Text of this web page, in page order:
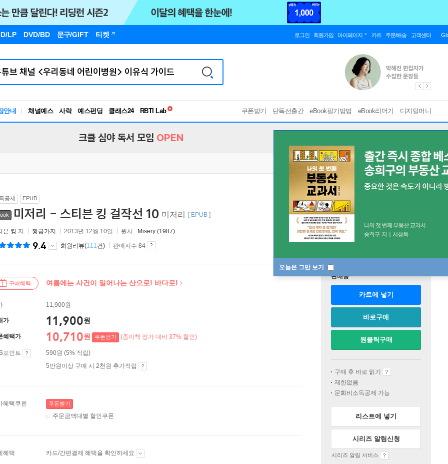
LP DVD/BD 문구/GIFT 티켓 로그인 회원가입 마이페이지 카트 주문/배송 고객센터
안내 채널예스 사락 예스펀딩 클래스24
독서유형검사
쿠폰받기 단독선출간 eBook필기방법 eBook리더기 디지털머니
오늘은 그만 보기
크클 심야 독서 모임 OPEN
공제 EPUB
미저리 - 스티븐 킹 걸작선 10 미저리 [ EPUB ]
븐 킹 저 황금가지 2013년 12월 10일 원서 : Misery (1987)
9.4 회원리뷰(111건) 판매지수 84
구매혜택 여름에는 사건이 일어나는 산으로! 바다로!
11,900원
가 11,900원
혜택가 10,710원 쿠폰받기 (종이책 정가 대비 37% 할인)
포인트
590원 (5% 적립)
5만원이상 구매 시 2천원 추가적립
혜택쿠폰 쿠폰받기
주문금액대별 할인쿠폰
혜택 카드/간편결제 혜택을 확인하세요
판매중
카트에 넣기
바로구매
원클릭구매
구매 후 바로 읽기
제한없음
문화비소득공제 가능
리스트에 넣기
시리즈 알림신청
시리즈 알림 서비스